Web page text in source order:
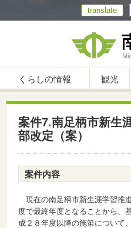
translate
くらしの情報 観光
案件7.南足柄市新生
部改定（案）
案件内容
現在の南足柄市新生涯学習推
度で最終年度となることから、
成２８年度以降の施策について